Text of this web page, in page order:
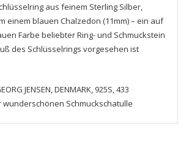
aus feinem Sterling Silber,
einem blauen Chalzedon (11mm) – ein auf
Farbe beliebter Ring- und Schmuckstein
des Schlüsselrings vorgesehen ist
JENSEN, DENMARK, 925S, 433
Schmuckschatulle